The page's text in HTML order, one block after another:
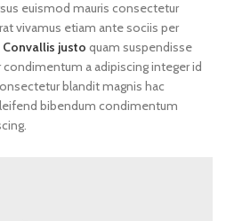
euismod mauris consectetur
vivamus etiam ante sociis per
Convallis justo quam suspendisse
a adipiscing integer id
blandit magnis hac
bibendum condimentum